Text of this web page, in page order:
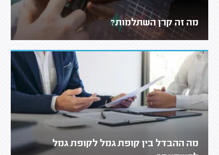
מה זה קרן השתלמות?
מה ההבדל בין קופת גמל לקופת גמל